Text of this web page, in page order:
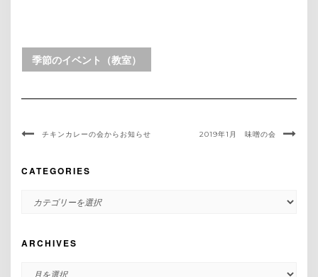
季節のイベント（教室）
チキンカレーの会からお知らせ 2019年1月 味噌の会
CATEGORIES
CATEGORIES
ARCHIVES
ARCHIVES